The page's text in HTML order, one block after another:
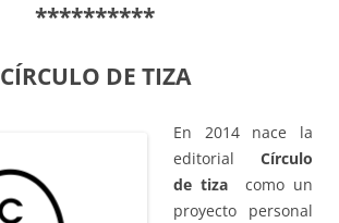
**********
CÍRCULO DE TIZA
En 2014 nace la
editorial Círculo
de tiza como un
proyecto personal